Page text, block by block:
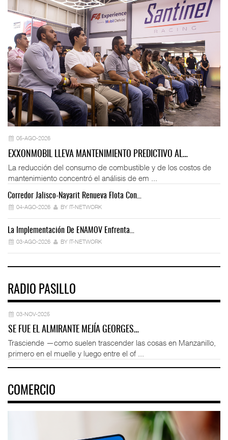
05-AGO-2026
EXXONMOBIL LLEVA MANTENIMIENTO PREDICTIVO AL…
La reducción del consumo de combustible y de los costos de
mantenimiento concentró el análisis de em ...
Corredor Jalisco-Nayarit Renueva Flota Con…
04-AGO-2026 BY IT-NETWORK
La Implementación De ENAMOV Enfrenta…
03-AGO-2026 BY IT-NETWORK
RADIO PASILLO
03-NOV-2025
SE FUE EL ALMIRANTE MEJÍA GEORGES…
Trasciende —como suelen trascender las cosas en Manzanillo,
primero en el muelle y luego entre el of ...
COMERCIO